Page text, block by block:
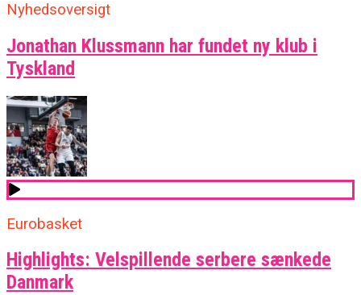
Nyhedsoversigt
Jonathan Klussmann har fundet ny klub i
Tyskland
Eurobasket
Highlights: Velspillende serbere sænkede
Danmark